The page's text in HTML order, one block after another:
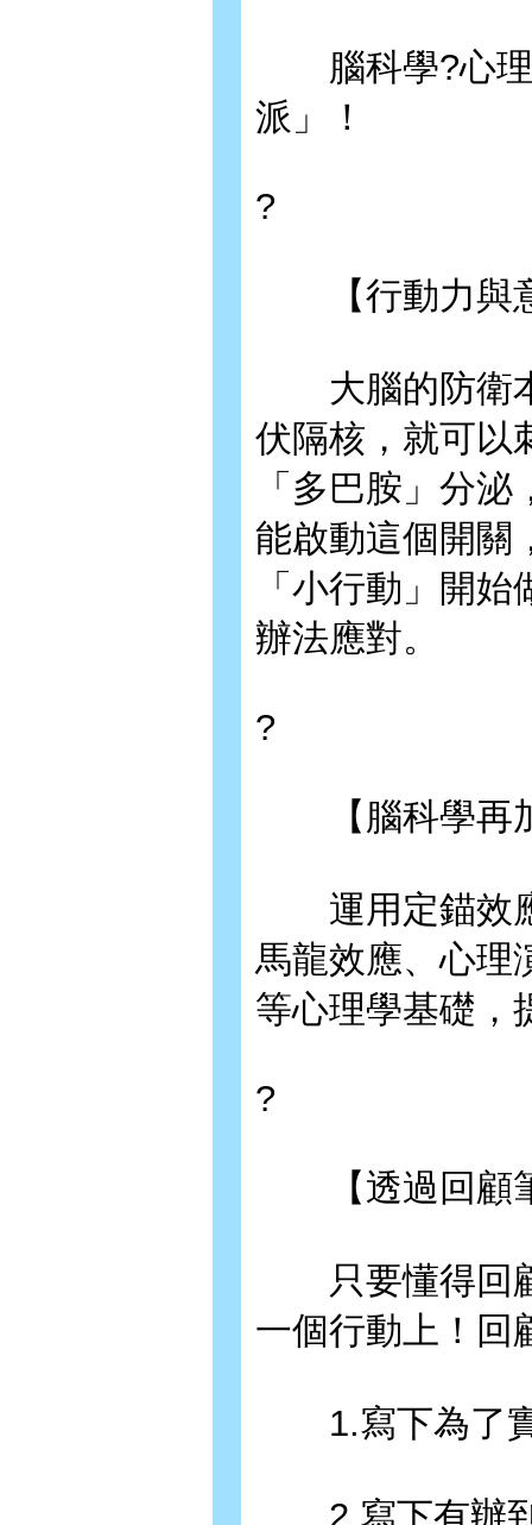
腦科學?心理
派」！
?
【行動力與意
大腦的防衛本
伏隔核，就可以
「多巴胺」分
能啟動這個開關
「小行動」開
辦法應對。
?
【腦科學再加
運用定錨效應
馬龍效應、心理
等心理學基礎，
?
【透過回顧筆
只要懂得回顧
一個行動上！回
1.寫下為了實
2.寫下有辦到